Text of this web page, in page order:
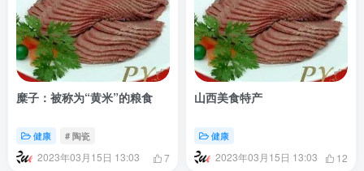
糜子：被称为“黄米”的粮食
健康 # 陶瓷
2023年03月15日 13:03 7
山西美食特产
健康
2023年03月15日 13:03 12